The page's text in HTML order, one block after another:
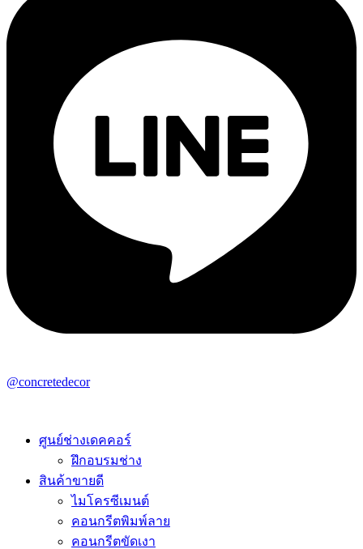
@concretedecor
ศูนย์ช่างเดคคอร์
ฝึกอบรมช่าง
สินค้าขายดี
ไมโครซีเมนต์
คอนกรีตพิมพ์ลาย
คอนกรีตขัดเงา